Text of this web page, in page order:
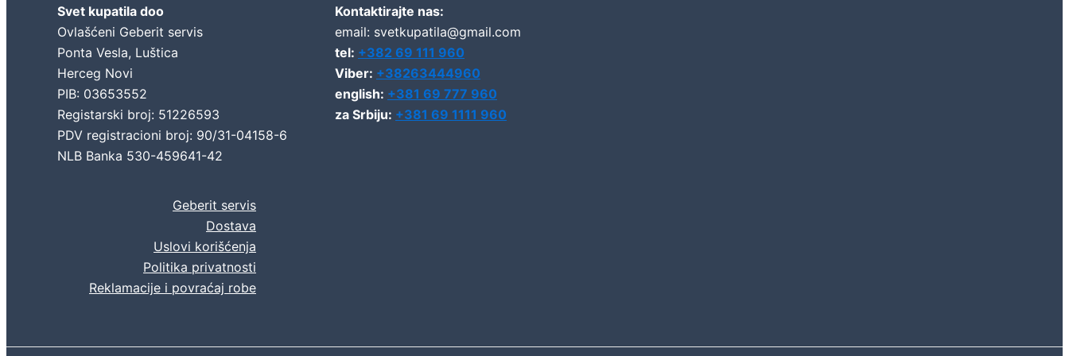
Svet kupatila doo
Ovlašćeni Geberit servis
Ponta Vesla, Luštica
Herceg Novi
PIB: 03653552
Registarski broj: 51226593
PDV registracioni broj: 90/31-04158-6
NLB Banka 530-459641-42
Kontaktirajte nas:
email: svetkupatila@gmail.com
tel: +382 69 111 960
Viber: +38263444960
english: +381 69 777 960
za Srbiju: +381 69 1111 960
Geberit servis
Dostava
Uslovi korišćenja
Politika privatnosti
Reklamacije i povraćaj robe